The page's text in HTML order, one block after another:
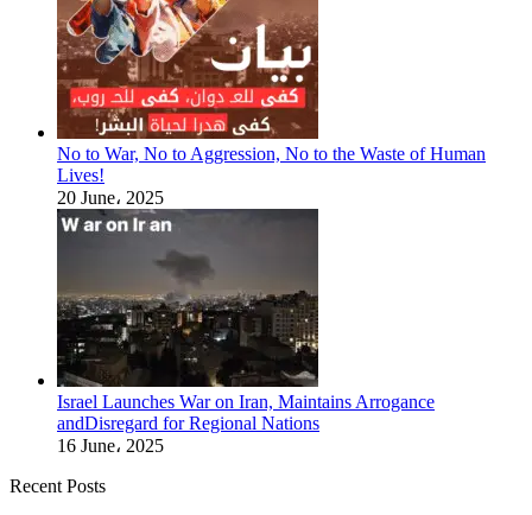
No to War, No to Aggression, No to the Waste of Human
Lives!
20 June، 2025
Israel Launches War on Iran, Maintains Arrogance
andDisregard for Regional Nations
16 June، 2025
Recent Posts